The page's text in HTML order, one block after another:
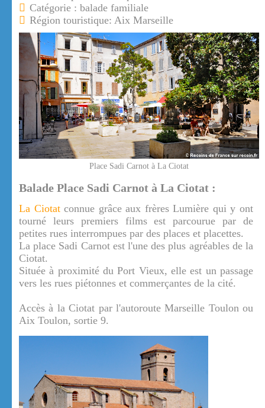
Catégorie : balade familiale
Région touristique: Aix Marseille
Place Sadi Carnot à La Ciotat
Balade Place Sadi Carnot à La Ciotat :
La Ciotatconnue grâce aux frères Lumière qui y ont
tourné leurs premiers films est parcourue par de
petites rues interrompues par des places et placettes.
La place Sadi Carnot est l'une des plus agréables de la
Ciotat.
Située à proximité du Port Vieux, elle est un passage
vers les rues piétonnes et commerçantes de la cité.
Accès à la Ciotat par l'autoroute Marseille Toulon ou
Aix Toulon, sortie 9.